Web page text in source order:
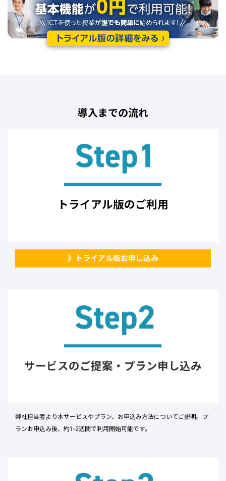
導入までの流れ
トライアル版のご利用
》トライアル版お申し込み
サービスのご提案・プラン申し込み
弊社担当者より本サービスやプラン、お申込み方法についてご説明。プ
ランお申込み後、約1~2週間で利用開始可能です。